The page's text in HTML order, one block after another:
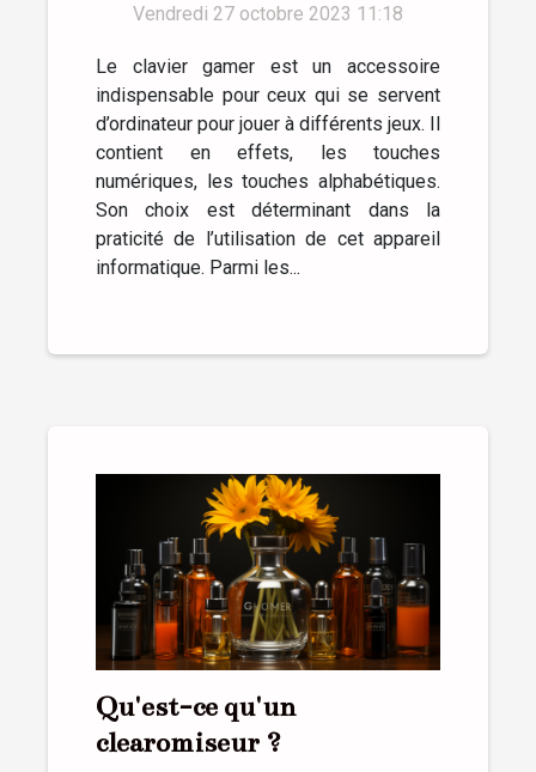
Vendredi 27 octobre 2023 11:18
Le clavier gamer est un accessoire
indispensable pour ceux qui se servent
d’ordinateur pour jouer à différents jeux. Il
contient en effets, les touches
numériques, les touches alphabétiques.
Son choix est déterminant dans la
praticité de l’utilisation de cet appareil
informatique. Parmi les...
Qu'est-ce qu'un
clearomiseur ?